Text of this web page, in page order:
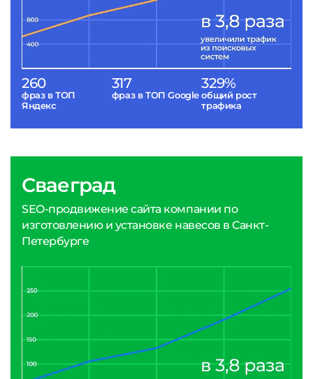
260
фраз в ТОП
Яндекс
317
фраз в ТОП Google
329%
общий рост
трафика
Сваеград
SEO-продвижение сайта компании по
изготовлению и установке навесов в Санкт-
Петербурге